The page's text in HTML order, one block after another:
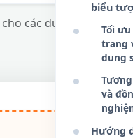
các dự án thiết kế,
biểu
Tối
trang
dung
và
Hướng